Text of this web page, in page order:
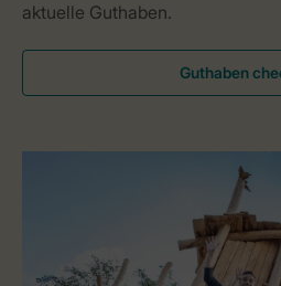
aktuelle Guthaben.
Guthaben